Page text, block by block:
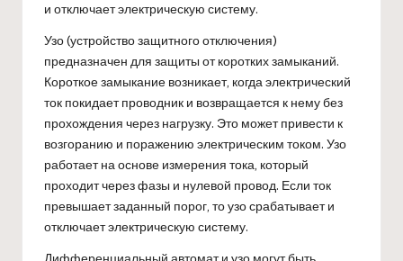
и отключает электрическую систему.
Узо (устройство защитного отключения)
предназначен для защиты от коротких замыканий.
Короткое замыкание возникает, когда электрический
ток покидает проводник и возвращается к нему без
прохождения через нагрузку. Это может привести к
возгоранию и поражению электрическим током. Узо
работает на основе измерения тока, который
проходит через фазы и нулевой провод. Если ток
превышает заданный порог, то узо срабатывает и
отключает электрическую систему.